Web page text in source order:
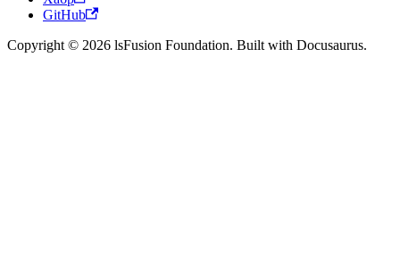
GitHub
Copyright © 2026 lsFusion Foundation. Built with Docusaurus.